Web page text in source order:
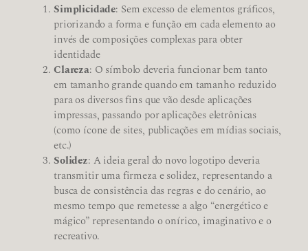
Simplicidade: Sem excesso de elementos gráficos,
priorizando a forma e função em cada elemento ao
invés de composições complexas para obter
identidade
Clareza: O símbolo deveria funcionar bem tanto
em tamanho grande quando em tamanho reduzido
para os diversos fins que vão desde aplicações
impressas, passando por aplicações eletrônicas
(como ícone de sites, publicações em mídias sociais,
etc.)
Solidez: A ideia geral do novo logotipo deveria
transmitir uma firmeza e solidez, representando a
busca de consistência das regras e do cenário, ao
mesmo tempo que remetesse a algo “energético e
mágico” representando o onírico, imaginativo e o
recreativo.